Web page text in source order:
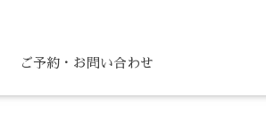
ご予約・お問い合わせ